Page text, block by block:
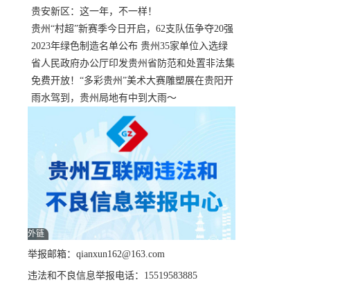
两减三免”！
贵安新区：这一年，不一样！
贵州“村超”新赛季今日开启，62支队伍争夺20强
名额
2023年绿色制造名单公布 贵州35家单位入选绿
色工厂
省人民政府办公厅印发贵州省防范和处置非法集
资工作实施细则
免费开放！“多彩贵州”美术大赛雕塑展在贵阳开
展，持续至1月19日
雨水驾到，贵州局地有中到大雨～
外链
举报邮箱：qianxun162@163.com
违法和不良信息举报电话：15519583885